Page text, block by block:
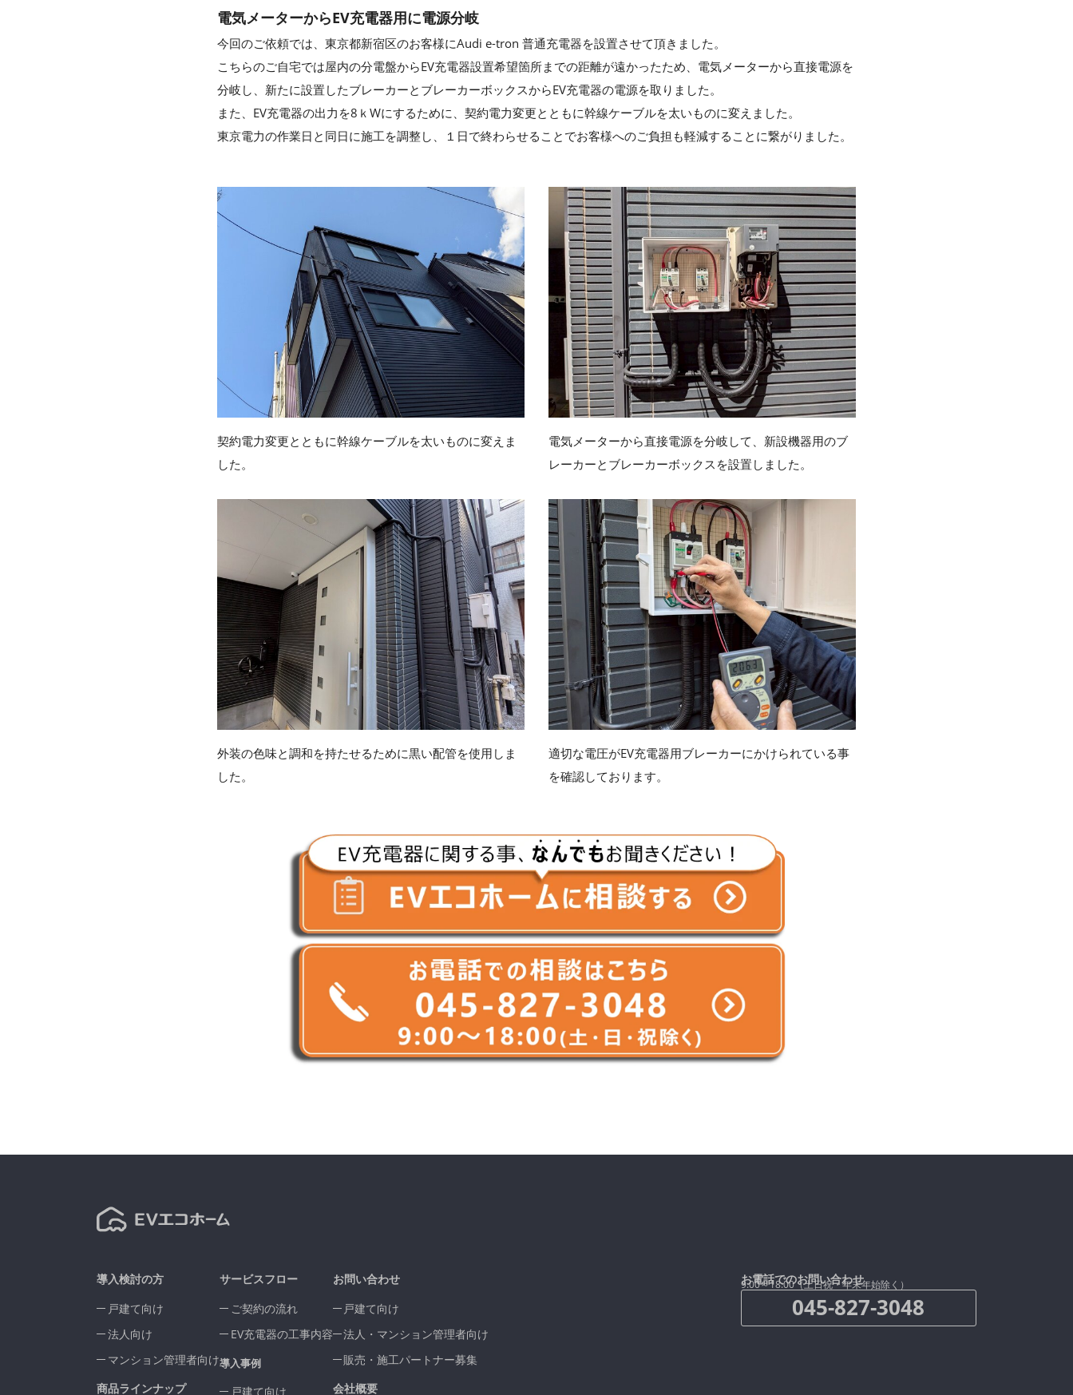
電気メーターからEV充電器用に電源分岐
今回のご依頼では、東京都新宿区のお客様にAudi e-tron 普通充電器を設置させて頂きました。
こちらのご自宅では屋内の分電盤からEV充電器設置希望箇所までの距離が遠かったため、電気メーターから直接電源を
分岐し、新たに設置したブレーカーとブレーカーボックスからEV充電器の電源を取りました。
また、EV充電器の出力を8ｋWにするために、契約電力変更とともに幹線ケーブルを太いものに変えました。
東京電力の作業日と同日に施工を調整し、１日で終わらせることでお客様へのご負担も軽減することに繋がりました。
契約電力変更とともに幹線ケーブルを太いものに変えま
した。
電気メーターから直接電源を分岐して、新設機器用のブ
レーカーとブレーカーボックスを設置しました。
外装の色味と調和を持たせるために黒い配管を使用しま
した。
適切な電圧がEV充電器用ブレーカーにかけられている事
を確認しております。
導入検討の方
戸建て向け
法人向け
マンション管理者向け
商品ラインナップ
サービスフロー
ご契約の流れ
EV充電器の工事内容
導入事例
戸建て向け
お問い合わせ
戸建て向け
法人・マンション管理者向け
販売・施工パートナー募集
会社概要
お電話でのお問い合わせ
9:00～18:00（土日祝・年末年始除く）
045-827-3048